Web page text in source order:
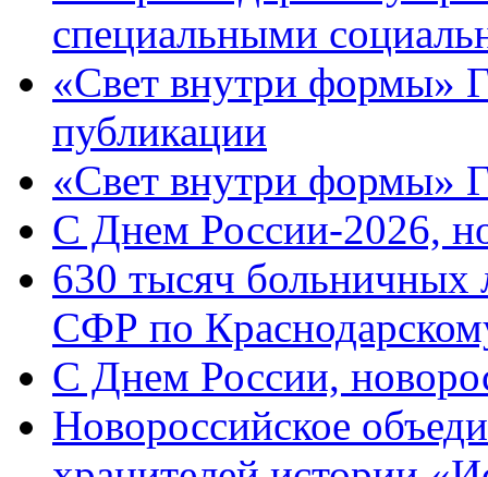
специальными
«Свет внутри формы»
публикации
«Свет внутри формы»
C Днем России-2026,
630 тысяч больничных
СФР по
C Днем России,
Новороссийское